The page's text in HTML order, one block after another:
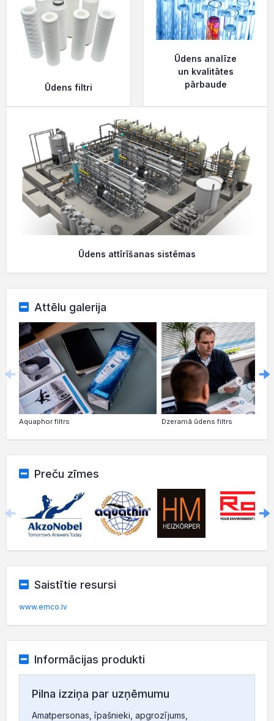
Ūdens filtri
Ūdens analīze
un kvalitātes
pārbaude
Ūdens attīrīšanas sistēmas
Attēlu galerija
Aquaphor filtrs Dzeramā ūdens filtrs
Preču zīmes
Saistītie resursi
www.emco.lv
Informācijas produkti
Pilna izziņa par uzņēmumu
Amatpersonas, īpašnieki, apgrozījums,